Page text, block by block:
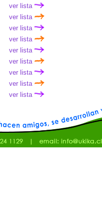
ver lista
ver lista
ver lista
ver lista
ver lista
ver lista
ver lista
ver lista
ver lista